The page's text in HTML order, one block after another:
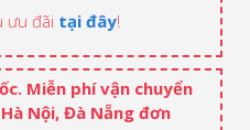
ưu đãi tại đây!
Miễn phí vận chuyển
Nội, Đà Nẵng đơn